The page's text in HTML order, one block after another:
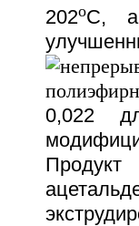
202oС, а
0,022